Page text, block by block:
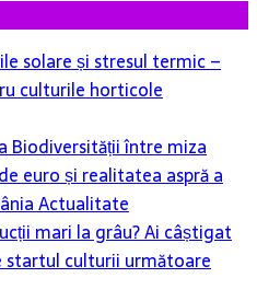
solare și stresul termic –
culturile horticole
Biodiversității între miza
euro și realitatea aspră a
Actualitate
mari la grâu? Ai câștigat
startul culturii următoare